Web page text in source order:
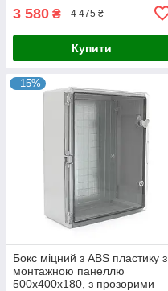
3 580 ₴ 4 475 ₴
Купити
–15%
Бокс міцний з ABS пластику з
монтажною панеллю
500х400х180, з прозорими